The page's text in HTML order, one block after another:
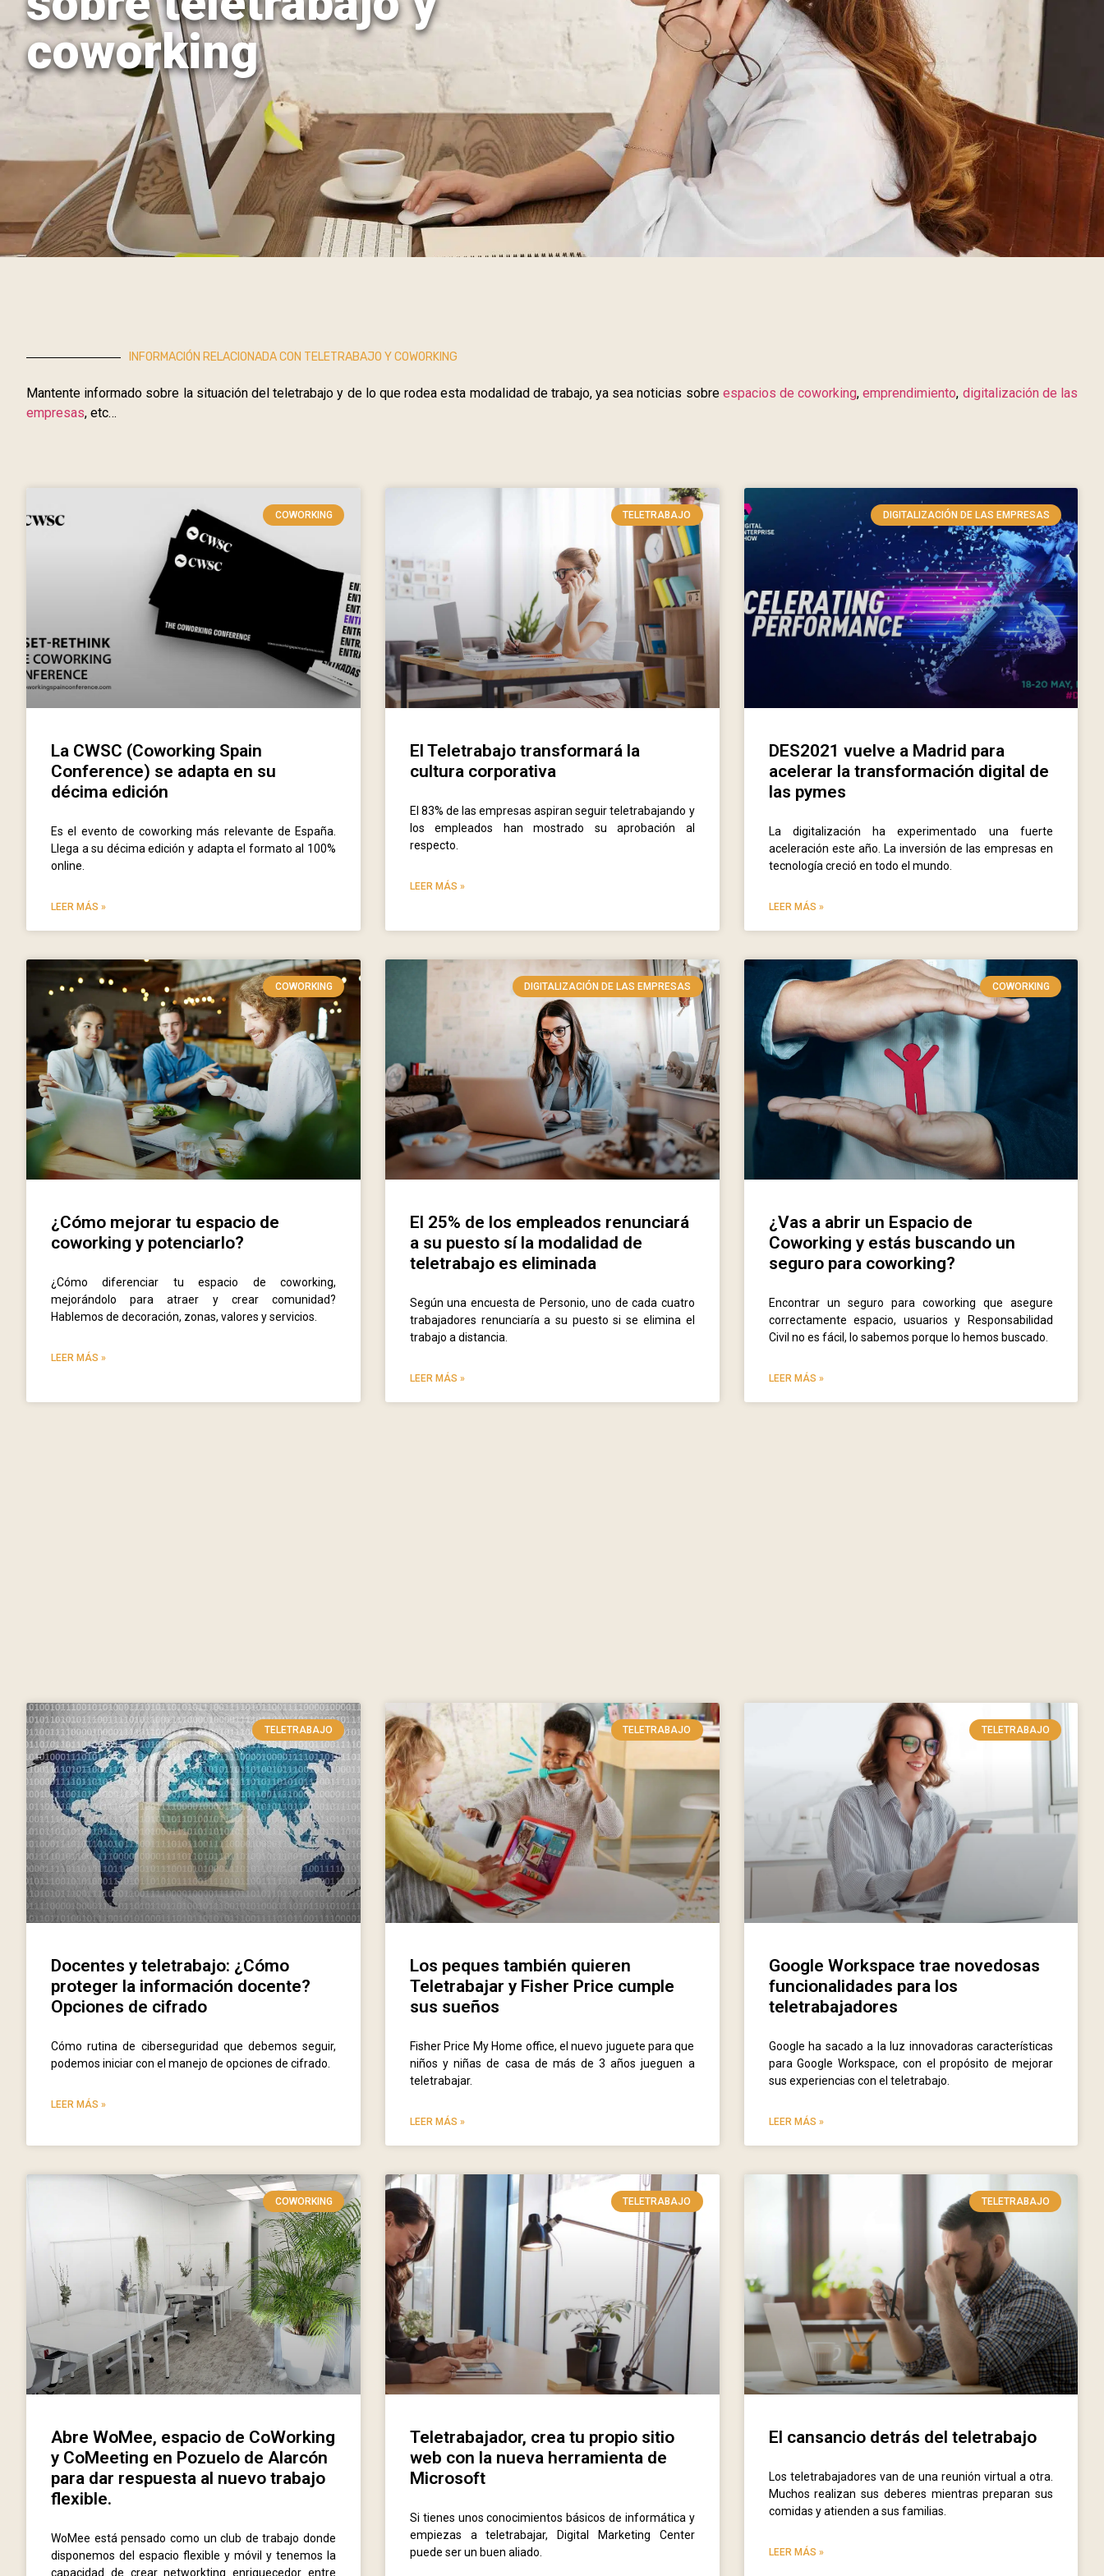
coworking
INFORMACIÓN RELACIONADA CON TELETRABAJO Y COWORKING
Mantente informado sobre la situación del teletrabajo y de lo que rodea esta modalidad de trabajo, ya sea noticias sobre espacios de coworking,emprendimiento, digitalización de las
empresas, etc…
COWORKING
La CWSC (Coworking Spain
Conference) se adapta en su
décima edición
Es el evento de coworking más relevante de España.
Llega a su décima edición y adapta el formato al 100%
online.
LEER MÁS »
TELETRABAJO
El Teletrabajo transformará la
cultura corporativa
El 83% de las empresas aspiran seguir teletrabajando y
los empleados han mostrado su aprobación al
respecto.
LEER MÁS »
DIGITALIZACIÓN DE LAS EMPRESAS
DES2021 vuelve a Madrid para
acelerar la transformación digital de
las pymes
La digitalización ha experimentado una fuerte
aceleración este año. La inversión de las empresas en
tecnología creció en todo el mundo.
LEER MÁS »
COWORKING
¿Cómo mejorar tu espacio de
coworking y potenciarlo?
¿Cómo diferenciar tu espacio de coworking,
mejorándolo para atraer y crear comunidad?
Hablemos de decoración, zonas, valores y servicios.
LEER MÁS »
DIGITALIZACIÓN DE LAS EMPRESAS
El 25% de los empleados renunciará
a su puesto sí la modalidad de
teletrabajo es eliminada
Según una encuesta de Personio, uno de cada cuatro
trabajadores renunciaría a su puesto si se elimina el
trabajo a distancia.
LEER MÁS »
COWORKING
¿Vas a abrir un Espacio de
Coworking y estás buscando un
seguro para coworking?
Encontrar un seguro para coworking que asegure
correctamente espacio, usuarios y Responsabilidad
Civil no es fácil, lo sabemos porque lo hemos buscado.
LEER MÁS »
TELETRABAJO
Docentes y teletrabajo: ¿Cómo
proteger la información docente?
Opciones de cifrado
Cómo rutina de ciberseguridad que debemos seguir,
podemos iniciar con el manejo de opciones de cifrado.
LEER MÁS »
TELETRABAJO
Los peques también quieren
Teletrabajar y Fisher Price cumple
sus sueños
Fisher Price My Home office, el nuevo juguete para que
niños y niñas de casa de más de 3 años jueguen a
teletrabajar.
LEER MÁS »
TELETRABAJO
Google Workspace trae novedosas
funcionalidades para los
teletrabajadores
Google ha sacado a la luz innovadoras características
para Google Workspace, con el propósito de mejorar
sus experiencias con el teletrabajo.
LEER MÁS »
COWORKING
Abre WoMee, espacio de CoWorking
y CoMeeting en Pozuelo de Alarcón
para dar respuesta al nuevo trabajo
flexible.
WoMee está pensado como un club de trabajo donde
disponemos del espacio flexible y móvil y tenemos la
capacidad de crear networkting enriquecedor entre
TELETRABAJO
Teletrabajador, crea tu propio sitio
web con la nueva herramienta de
Microsoft
Si tienes unos conocimientos básicos de informática y
empiezas a teletrabajar, Digital Marketing Center
puede ser un buen aliado.
TELETRABAJO
El cansancio detrás del teletrabajo
Los teletrabajadores van de una reunión virtual a otra.
Muchos realizan sus deberes mientras preparan sus
comidas y atienden a sus familias.
LEER MÁS »